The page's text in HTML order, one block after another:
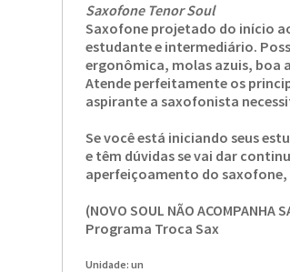
Saxofone Tenor Soul
Saxofone projetado do início
estudante e intermediário.
ergonômica, molas azuis, boa
Atende perfeitamente os
aspirante a saxofonista
Se você está iniciando seus
e têm dúvidas se vai dar
aperfeiçoamento do saxofone,
(NOVO SOUL NÃO ACOMPANHA
Programa Troca Sax
Unidade: un